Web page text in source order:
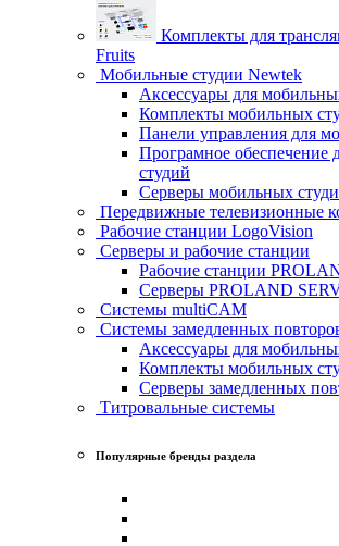
Комплекты для
Fruits
Мобильные студии Newtek
Аксессуары для
Комплекты мобильных
Панели управления для
Програмное обеспечение
студий
Серверы мобильных
Передвижные телевизионные
Рабочие станции LogoVision
Серверы и рабочие станции
Рабочие станции
Серверы PROLAND
Системы multiCAM
Системы замедленных
Аксессуары для
Комплекты мобильных
Серверы замедленных
Титровальные системы
Популярные бренды раздела